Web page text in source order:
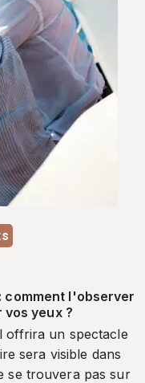
comment l'observer
yeux ?
offrira un spectacle
sera visible dans
se trouvera pas sur